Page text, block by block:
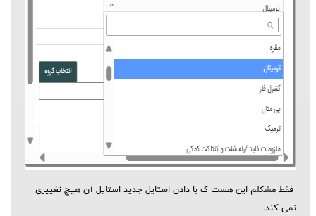
فقط مشکلم این هست ک با دادن استایل جدید استایل آن هیچ تغییری
نمی کند.